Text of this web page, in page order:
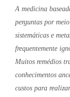
A medicina
perguntas por
sistemáticas e
frequentemente
Muitos remédios
conhecimentos
custos para